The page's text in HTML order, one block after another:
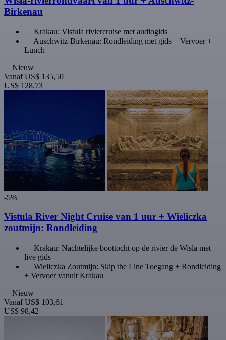
Birkenau
Krakau: Vistula riviercruise met audiogids
Auschwitz-Birkenau: Rondleiding met gids + Vervoer +
Lunch
Nieuw
Vanaf US$ 135,50
US$ 128,73
-5%
Vistula River Night Cruise van 1 uur + Wieliczka
zoutmijn: Rondleiding
Krakau: Nachtelijke boottocht op de rivier de Wisla met
live gids
Wieliczka Zoutmijn: Skip the Line Toegang + Rondleiding
+ Vervoer vanuit Krakau
Nieuw
Vanaf US$ 103,61
US$ 98,42